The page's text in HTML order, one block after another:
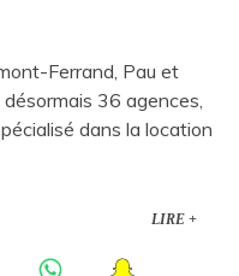
Ferrand, Pau et
36 agences,
dans la location
LIRE +